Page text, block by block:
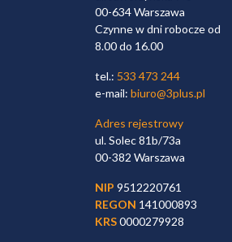
00-634 Warszawa
Czynne w dni robocze od
8.00 do 16.00
tel.: 533 473 244
e-mail: biuro@3plus.pl
Adres rejestrowy
ul. Solec 81b/73a
00-382 Warszawa
NIP 9512220761
REGON 141000893
KRS0000279928